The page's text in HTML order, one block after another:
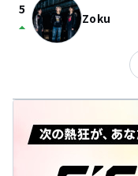
5
arrow_drop_up Zoku